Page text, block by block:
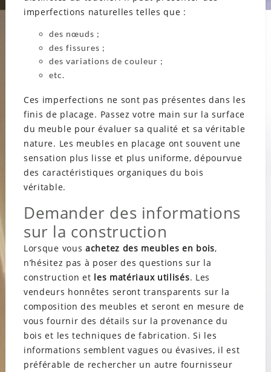
imperfections naturelles telles que :
des nœuds ;
des fissures ;
des variations de couleur ;
etc.
Ces imperfections ne sont pas présentes dans les
finis de placage. Passez votre main sur la surface
du meuble pour évaluer sa qualité et sa véritable
nature. Les meubles en placage ont souvent une
sensation plus lisse et plus uniforme, dépourvue
des caractéristiques organiques du bois
véritable.
Demander des informations
sur la construction
Lorsque vousachetez des meubles en bois,
n’hésitez pas à poser des questions sur la
construction et les matériaux utilisés. Les
vendeurs honnêtes seront transparents sur la
composition des meubles et seront en mesure de
vous fournir des détails sur la provenance du
bois et les techniques de fabrication. Si les
informations semblent vagues ou évasives, il est
préférable de rechercher un autre fournisseur